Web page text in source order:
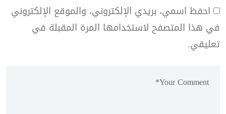
احفظ اسمي، بريدي الإلكتروني، والموقع الإلكتروني
في هذا المتصفح لاستخدامها المرة المقبلة في
تعليقي.